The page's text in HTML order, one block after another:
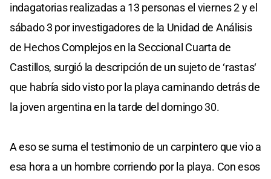
indagatorias realizadas a 13 personas el viernes 2 y el
sábado 3 por investigadores de la Unidad de Análisis
de Hechos Complejos en la Seccional Cuarta de
Castillos, surgió la descripción de un sujeto de ‘rastas‘
que habría sido visto por la playa caminando detrás de
la joven argentina en la tarde del domingo 30.
A eso se suma el testimonio de un carpintero que vio a
esa hora a un hombre corriendo por la playa. Con esos